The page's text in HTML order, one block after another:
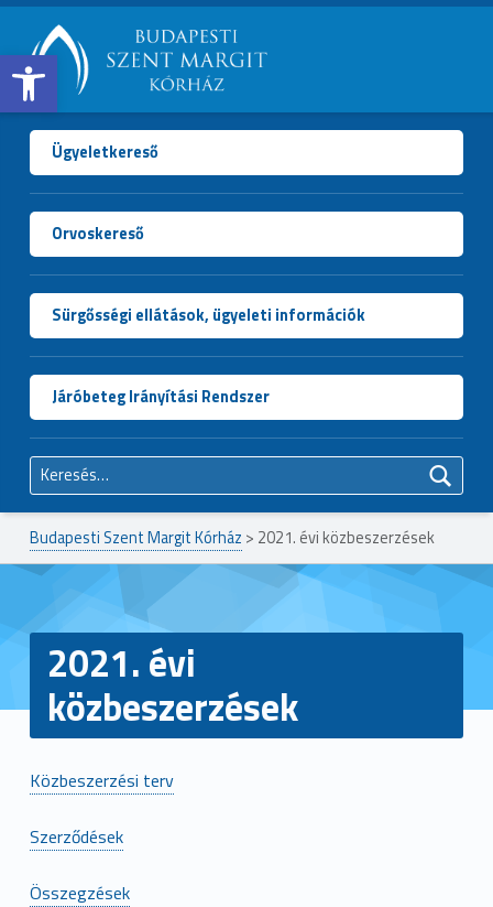
Open toolbar
BUDAPESTI
SZENT
MARGIT
KÓRHÁZ
Ügyeletkereső
Orvoskereső
Sürgősségi ellátások, ügyeleti információk
Járóbeteg Irányítási Rendszer
Keresés:
Budapesti Szent Margit Kórház > 2021. évi közbeszerzések
2021. évi
közbeszerzések
Közbeszerzési terv
Szerződések
Összegzések